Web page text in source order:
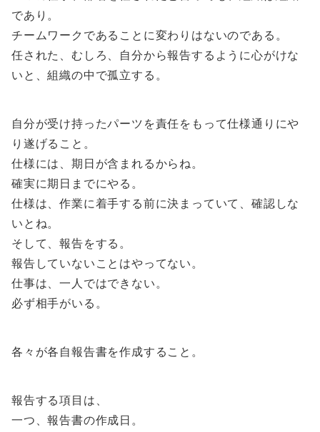
であり。
チームワークであることに変わりはないのである。
任された、むしろ、自分から報告するように心がけな
いと、組織の中で孤立する。
自分が受け持ったパーツを責任をもって仕様通りにや
り遂げること。
仕様には、期日が含まれるからね。
確実に期日までにやる。
仕様は、作業に着手する前に決まっていて、確認しな
いとね。
そして、報告をする。
報告していないことはやってない。
仕事は、一人ではできない。
必ず相手がいる。
各々が各自報告書を作成すること。
報告する項目は、
一つ、報告書の作成日。